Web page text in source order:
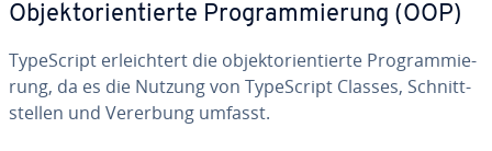
Ob­jekt­ori­en­tier­te Pro­gram­mie­rung (OOP)
Ty­pe­Script er­leich­tert die ob­jekt­ori­en­tier­te Pro­gram­mie­
rung, da es die Nutzung von Ty­pe­Script Classes, Schnitt­
stel­len und Vererbung umfasst.